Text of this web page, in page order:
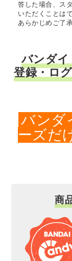
答した場合、ス
いただくことは
あらかじめご了
バンダ
登録・ロ
バンダ
ーズだ
商